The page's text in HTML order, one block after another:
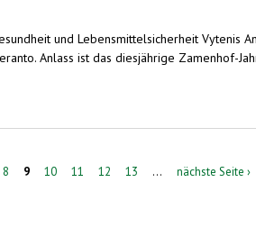
und Lebensmittelsicherheit Vytenis
Anlass ist das diesjährige Zamenhof-
Jahrzehnten Esperanto
8 9 10 11 12 13 … nächste Seite ›